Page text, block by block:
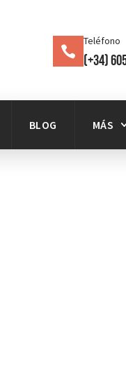
Teléfono
(+34)
BLOG MÁS